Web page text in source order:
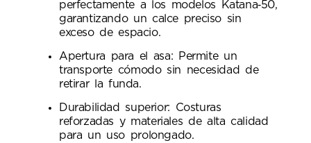
perfectamente a los modelos Katana‑50,
garantizando un calce preciso sin
exceso de espacio.
Apertura para el asa: Permite un
transporte cómodo sin necesidad de
retirar la funda.
Durabilidad superior: Costuras
reforzadas y materiales de alta calidad
para un uso prolongado.